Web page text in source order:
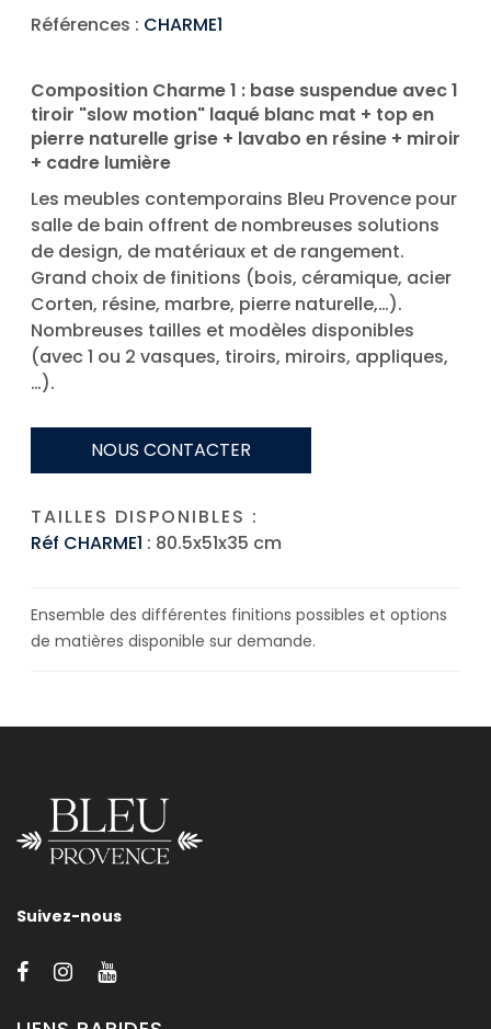
Références : CHARME1
Composition Charme 1 : base suspendue avec 1
tiroir "slow motion" laqué blanc mat + top en
pierre naturelle grise + lavabo en résine + miroir
+ cadre lumière
Les meubles contemporains Bleu Provence pour
salle de bain offrent de nombreuses solutions
de design, de matériaux et de rangement.
Grand choix de finitions (bois, céramique, acier
Corten, résine, marbre, pierre naturelle,…).
Nombreuses tailles et modèles disponibles
(avec 1 ou 2 vasques, tiroirs, miroirs, appliques,
…).
NOUS CONTACTER
TAILLES DISPONIBLES :
Réf CHARME1 : 80.5x51x35 cm
Ensemble des différentes finitions possibles et options
de matières disponible sur demande.
Suivez-nous